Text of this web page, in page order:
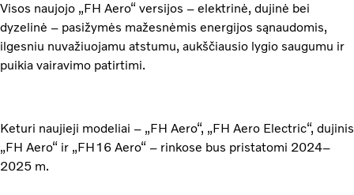
Visos naujojo „FH Aero“ versijos – elektrinė, dujinė bei
dyzelinė – pasižymės mažesnėmis energijos sąnaudomis,
ilgesniu nuvažiuojamu atstumu, aukščiausio lygio saugumu ir
puikia vairavimo patirtimi.
Keturi naujieji modeliai – „FH Aero“, „FH Aero Electric“, dujinis
„FH Aero“ ir „FH16 Aero“ – rinkose bus pristatomi 2024–
2025 m.